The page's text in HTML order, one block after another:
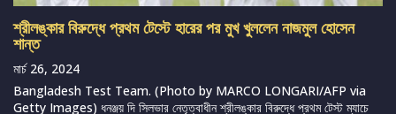
শ্রীলঙ্কার বিরুদ্ধে প্রথম টেস্টে হারের পর মুখ খুললেন নাজমুল হোসেন
শান্ত
মার্চ 26, 2024
Bangladesh Test Team. (Photo by MARCO LONGARI/AFP via
Getty Images) ধনঞ্জয় দি সিলভার নেতৃত্বাধীন শ্রীলঙ্কার বিরুদ্ধে প্রথম টেস্ট ম্যাচে